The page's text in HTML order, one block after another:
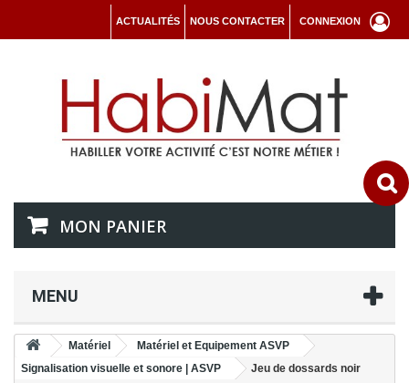
CONNEXION
NOUS CONTACTER
ACTUALITÉS
MON PANIER
MENU
Matériel
Matériel et Equipement ASVP
Signalisation visuelle et sonore | ASVP
Jeu de dossards noir